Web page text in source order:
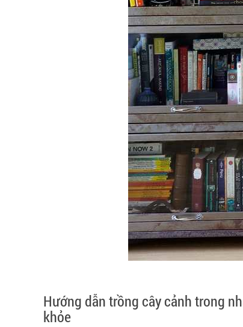
Hướng dẫn trồng cây cảnh trong
khỏe